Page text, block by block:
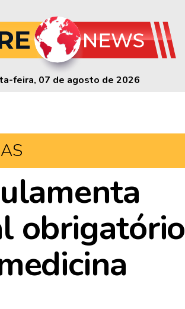
feira, 07 de agosto de 2026
obrigatório